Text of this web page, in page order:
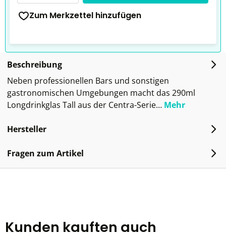
Zum Merkzettel hinzufügen
Beschreibung
Neben professionellen Bars und sonstigen
gastronomischen Umgebungen macht das 290ml
Longdrinkglas Tall aus der Centra-Serie… Mehr
Hersteller
Fragen zum Artikel
Kunden kauften auch